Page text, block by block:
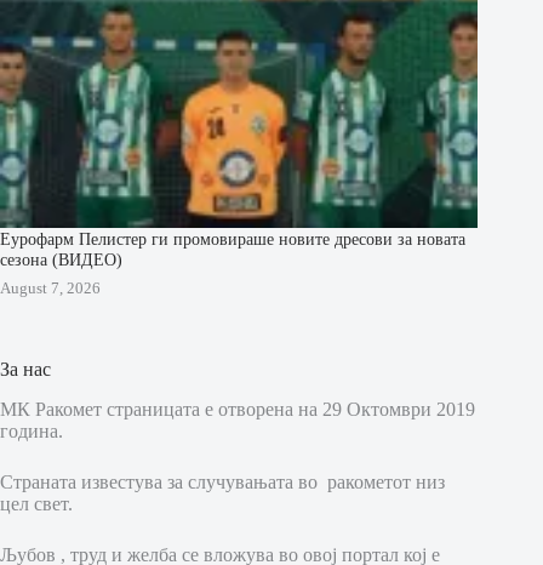
Еурофарм Пелистер ги промовираше новите дресови за новата
сезона (ВИДЕО)
August 7, 2026
За нас
МК Ракомет страницата е отворена на 29 Октомври 2019
година.
Страната известува за случувањата во ракометот низ
цел свет.
Љубов , труд и желба се вложува во овој портал кој е